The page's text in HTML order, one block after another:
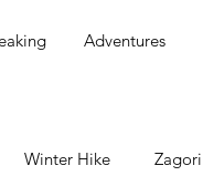
Adventures
Winter Hike Zagori